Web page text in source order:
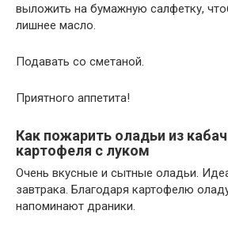
выложить на бумажную салфетку,
лишнее масло.
Подавать со сметаной.
Приятного аппетита!
Как пожарить оладьи из
картофеля с луком
Очень вкусные и сытные оладьи.
завтрака. Благодаря картофелю
напоминают драники.